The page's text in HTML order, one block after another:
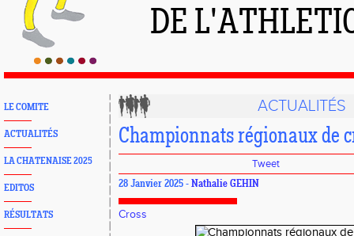
DE
LE COMITE
ACTUALITÉS
LA CHATENAISE 2025
EDITOS
RÉSULTATS
ACTUALITÉS
Championnats régionaux de
Tweet
28 Janvier 2025 - Nathalie GEHIN
Cross